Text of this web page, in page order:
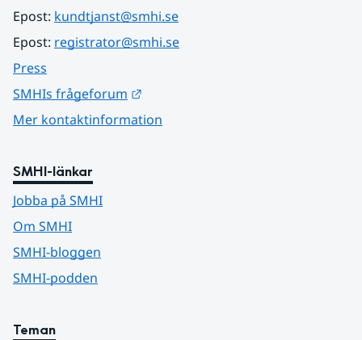
Epost: kundtjanst@smhi.se
Epost: registrator@smhi.se
Press
SMHIs frågeforum
Mer kontaktinformation
SMHI-länkar
Jobba på SMHI
Om SMHI
SMHI-bloggen
SMHI-podden
Teman